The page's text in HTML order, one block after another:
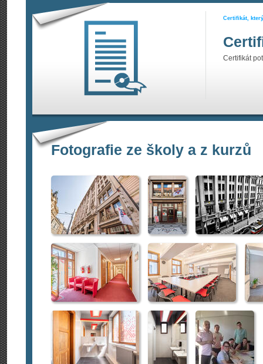
Certifikát,
Certifikát
Fotografie ze školy a z kurzů